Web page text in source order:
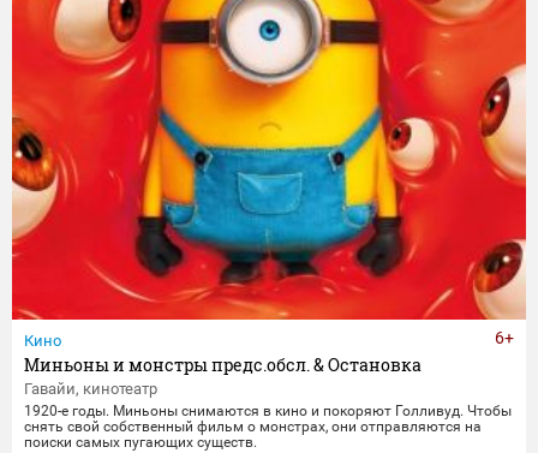
Кино
Миньоны и монстры предс.обсл. & Остановка
Гавайи, кинотеатр
1920-е годы. Миньоны снимаются в кино и покоряют Голливуд. Чтобы
снять свой собственный фильм о монстрах, они отправляются на
поиски самых пугающих существ.
6+